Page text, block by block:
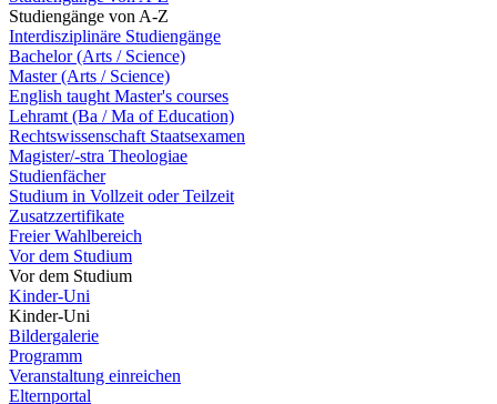
Studiengänge von A-Z
Interdisziplinäre Studiengänge
Bachelor (Arts / Science)
Master (Arts / Science)
English taught Master's courses
Lehramt (Ba / Ma of Education)
Rechtswissenschaft Staatsexamen
Magister/-stra Theologiae
Studienfächer
Studium in Vollzeit oder Teilzeit
Zusatzzertifikate
Freier Wahlbereich
Vor dem Studium
Vor dem Studium
Kinder-Uni
Kinder-Uni
Bildergalerie
Programm
Veranstaltung einreichen
Elternportal